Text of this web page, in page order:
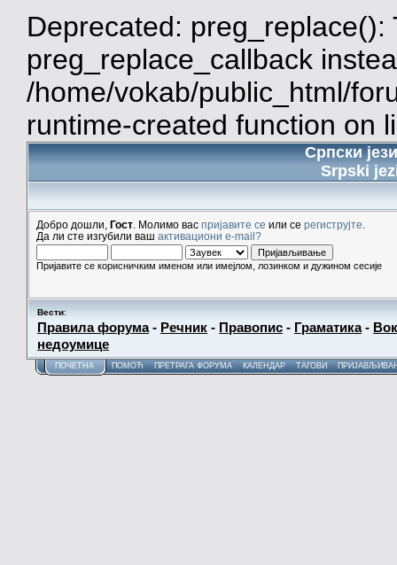
Deprecated:
preg_replace_callback
/home/vokab/public_html/
runtime-created function on
Српски
Srpski
Добро дошли, Гост . Молимо вас пријавите се или се региструјте
Да ли сте изгубили ваш активациони e-mail?
Пријавите се корисничким именом или имејлом, лозинком и дужином сесије
Вести:
Правила форума- Речник - Правопис - Граматика-
недоумице
ПОЧЕТНА ПОМОЋ ПРЕТРАГА ФОРУМА КАЛЕНДАР ТАГОВИ